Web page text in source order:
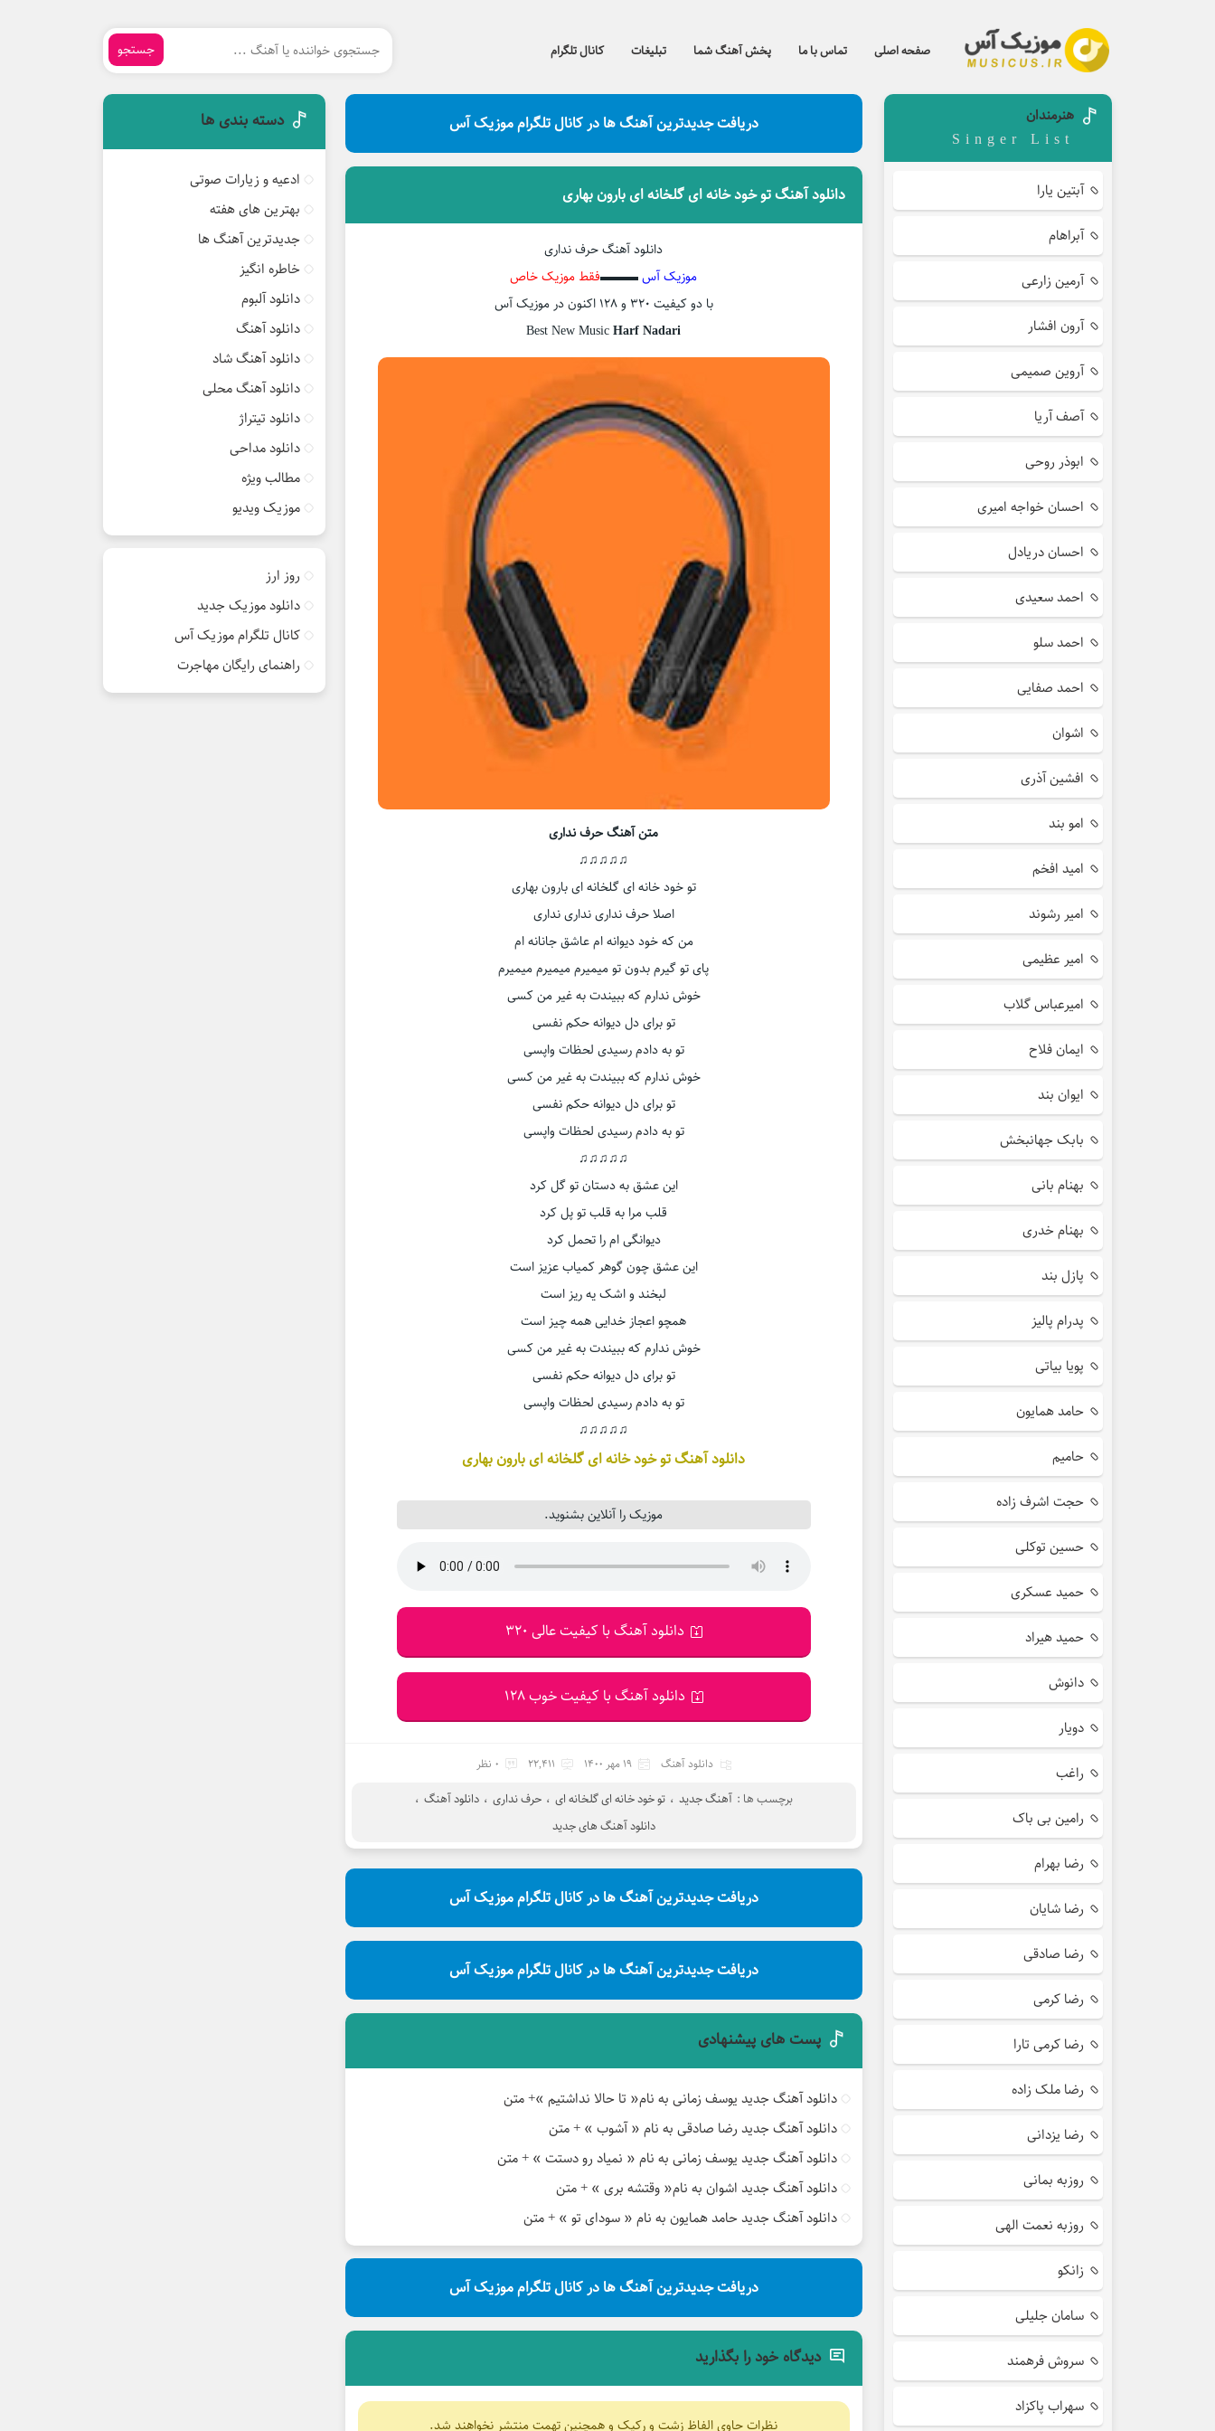
صفحه اصلی تماس با ما پخش آهنگ شما تبلیغات کانال تلگرام جستجو
دریافت جدیدترین آهنگ ها در کانال تلگرام موزیک آس
دانلود آهنگ تو خود خانه ای گلخانه ای بارون بهاری
دانلود آهنگ حرف نداری
موزیک آس▬▬▬فقط موزیک خاص
با دو کیفیت ۳۲۰ و ۱۲۸ اکنون در موزیک آس
Best New MusicHarf Nadari
متن آهنگ حرف نداری
♫♫♫♫♫
تو خود خانه ای گلخانه ای بارون بهاری
اصلا حرف نداری نداری نداری
من که خود دیوانه ام عاشق جانانه ام
پای تو گیرم بدون تو میمیرم میمیرم میمیرم
خوش ندارم که ببیندت به غیر من کسی
تو برای دل دیوانه حکم نفسی
تو به دادم رسیدی لحظات واپسی
خوش ندارم که ببیندت به غیر من کسی
تو برای دل دیوانه حکم نفسی
تو به دادم رسیدی لحظات واپسی
♫♫♫♫♫
این عشق به دستان تو گل کرد
قلب مرا به قلب تو پل کرد
دیوانگی ام را تحمل کرد
این عشق چون گوهر کمیاب عزیز است
لبخند و اشک یه ریز است
همچو اعجاز خدایی همه چیز است
خوش ندارم که ببیندت به غیر من کسی
تو برای دل دیوانه حکم نفسی
تو به دادم رسیدی لحظات واپسی
♫♫♫♫♫
دانلود آهنگ تو خود خانه ای گلخانه ای بارون بهاری
موزیک را آنلاین بشنوید.
دانلود آهنگ با کیفیت عالی 320
دانلود آهنگ با کیفیت خوب 128
دانلود آهنگ 19 مهر 1400 22,411 0 نظر
برچسب ها : آهنگ جدید ، تو خود خانه ای گلخانه ای ، حرف نداری ، دانلود آهنگ ،
دانلود آهنگ های جدید
دریافت جدیدترین آهنگ ها در کانال تلگرام موزیک آس
دریافت جدیدترین آهنگ ها در کانال تلگرام موزیک آس
پست های پیشنهادی
دانلود آهنگ جدید یوسف زمانی به نام« تا حالا نداشتیم »+ متن
دانلود آهنگ جدید رضا صادقی به نام « آشوب » + متن
دانلود آهنگ جدید یوسف زمانی به نام « نمیاد رو دستت » + متن
دانلود آهنگ جدید اشوان به نام« وقتشه بری » + متن
دانلود آهنگ جدید حامد همایون به نام « سودای تو » + متن
دریافت جدیدترین آهنگ ها در کانال تلگرام موزیک آس
دیدگاه خود را بگذارید
نظرات حاوی الفاظ زشت و رکیک و همچنین تهمت منتشر نخواهند شد.
هنرمندان
Singer List
آبتین یارا
آبراهام
آرمین زارعی
آرون افشار
آروین صمیمی
آصف آریا
ابوذر روحی
احسان خواجه امیری
احسان دریادل
احمد سعیدی
احمد سلو
احمد صفایی
اشوان
افشین آذری
امو بند
امید افخم
امیر رشوند
امیر عظیمی
امیرعباس گلاب
ایمان فلاح
ایوان بند
بابک جهانبخش
بهنام بانی
بهنام خدری
پازل بند
پدرام پالیز
پویا بیاتی
حامد همایون
حامیم
حجت اشرف زاده
حسین توکلی
حمید عسکری
حمید هیراد
دانوش
دویار
راغب
رامین بی باک
رضا بهرام
رضا شایان
رضا صادقی
رضا کرمی
رضا کرمی تارا
رضا ملک زاده
رضا یزدانی
روزبه بمانی
روزبه نعمت الهی
زانکو
سامان جلیلی
سروش فرهمند
سهراب پاکزاد
دسته بندی ها
ادعیه و زیارات صوتی
بهترین های هفته
جدیدترین آهنگ ها
خاطره انگیز
دانلود آلبوم
دانلود آهنگ
دانلود آهنگ شاد
دانلود آهنگ محلی
دانلود تیتراژ
دانلود مداحی
مطالب ویژه
موزیک ویدیو
روز ارز
دانلود موزیک جدید
کانال تلگرام موزیک آس
راهنمای رایگان مهاجرت